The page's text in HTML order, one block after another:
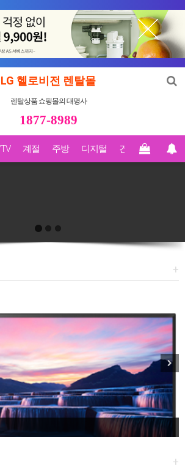
LG 헬로비전 렌탈몰
렌탈상품 쇼핑몰의 대명사
1877-8989
계절 주방 디지털 건강 Biz렌탈
+
+